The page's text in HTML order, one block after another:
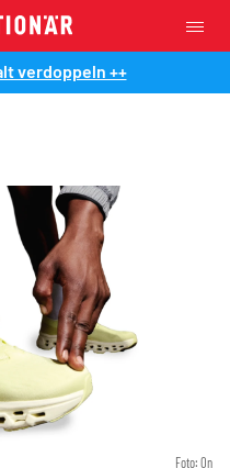
verdoppeln ++
Foto: On